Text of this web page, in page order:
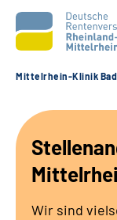
Unsere Angebote
Mittelrhein-Klinik Bad
Wir sind